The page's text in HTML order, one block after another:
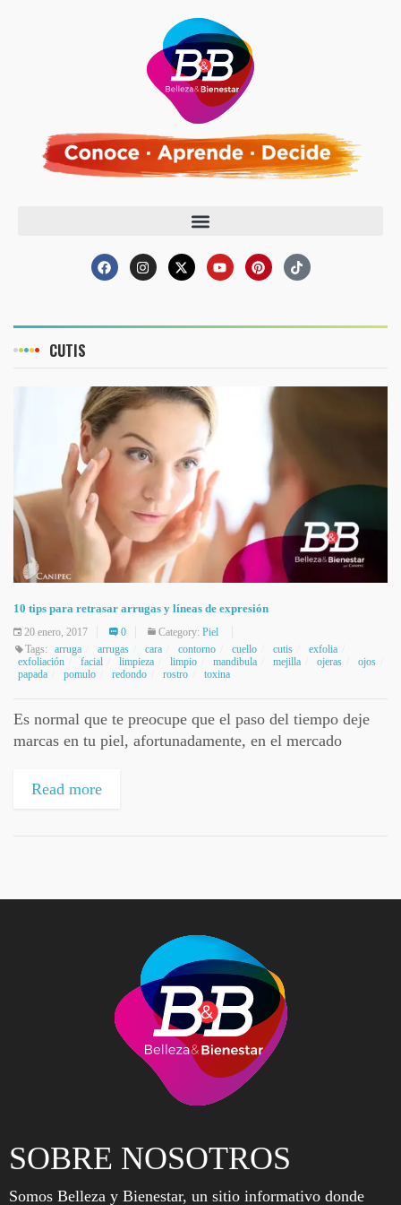
CUTIS
10 tips para retrasar arrugas y líneas de expresión
20 enero, 2017 0 Category: Piel
Tags:
arruga arrugas cara contorno cuello cutis
exfolia
exfoliación
facial limpieza limpio mandibula mejilla ojeras
ojos
papada
pomulo redondo rostro toxina
Es normal que te preocupe que el paso del tiempo deje
marcas en tu piel, afortunadamente, en el mercado
en...Read more
SOBRE NOSOTROS
Somos Belleza y Bienestar, un sitio informativo donde